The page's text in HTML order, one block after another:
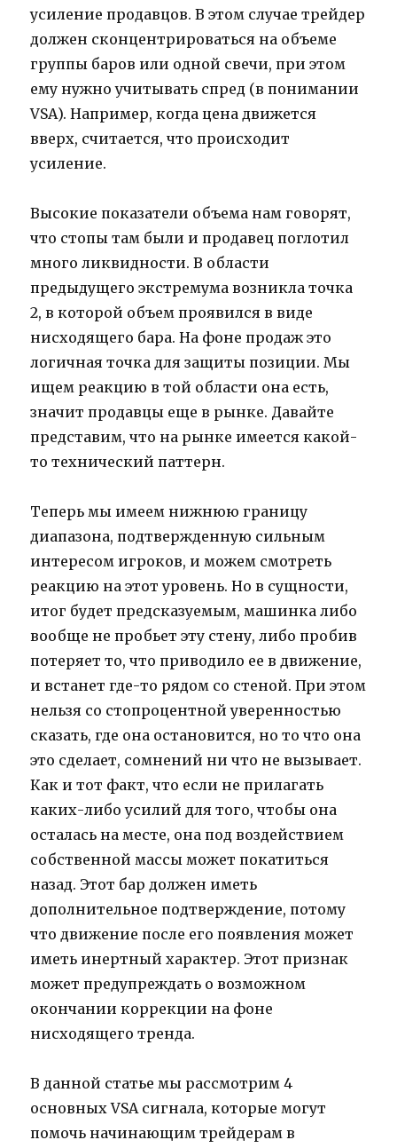
усиление продавцов. В этом случае трейдер
должен сконцентрироваться на объеме
группы баров или одной свечи, при этом
ему нужно учитывать спред (в понимании
VSA). Например, когда цена движется
вверх, считается, что происходит
усиление.
Высокие показатели объема нам говорят,
что стопы там были и продавец поглотил
много ликвидности. В области
предыдущего экстремума возникла точка
2, в которой объем проявился в виде
нисходящего бара. На фоне продаж это
логичная точка для защиты позиции. Мы
ищем реакцию в той области она есть,
значит продавцы еще в рынке. Давайте
представим, что на рынке имеется какой-
то технический паттерн.
Теперь мы имеем нижнюю границу
диапазона, подтвержденную сильным
интересом игроков, и можем смотреть
реакцию на этот уровень. Но в сущности,
итог будет предсказуемым, машинка либо
вообще не пробьет эту стену, либо пробив
потеряет то, что приводило ее в движение,
и встанет где-то рядом со стеной. При этом
нельзя со стопроцентной уверенностью
сказать, где она остановится, но то что она
это сделает, сомнений ни что не вызывает.
Как и тот факт, что если не прилагать
каких-либо усилий для того, чтобы она
осталась на месте, она под воздействием
собственной массы может покатиться
назад. Этот бар должен иметь
дополнительное подтверждение, потому
что движение после его появления может
иметь инертный характер. Этот признак
может предупреждать о возможном
окончании коррекции на фоне
нисходящего тренда.
В данной статье мы рассмотрим 4
основных VSA сигнала, которые могут
помочь начинающим трейдерам в